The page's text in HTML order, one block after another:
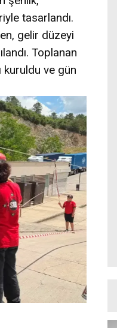
tasarlandı.
gelir düzeyi
Toplanan
kuruldu ve gün